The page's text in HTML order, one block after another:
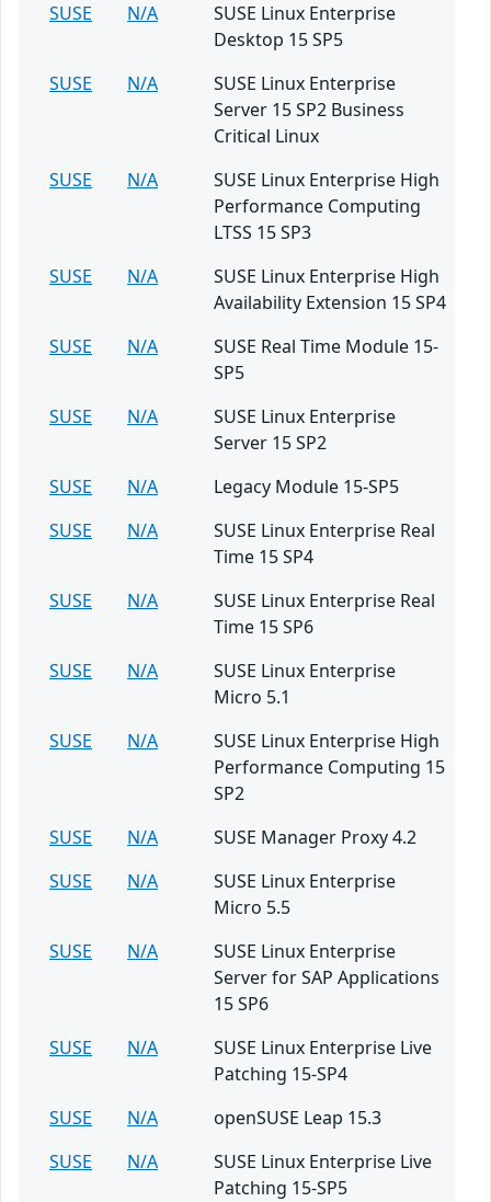
SUSE
N/A
SUSE Linux Enterprise
Desktop 15 SP5
SUSE
N/A
SUSE Linux Enterprise
Server 15 SP2 Business
Critical Linux
SUSE
N/A
SUSE Linux Enterprise High
Performance Computing
LTSS 15 SP3
SUSE
N/A
SUSE Linux Enterprise High
Availability Extension 15 SP4
SUSE
N/A
SUSE Real Time Module 15-
SP5
SUSE
N/A
SUSE Linux Enterprise
Server 15 SP2
SUSE
N/A
Legacy Module 15-SP5
SUSE
N/A
SUSE Linux Enterprise Real
Time 15 SP4
SUSE
N/A
SUSE Linux Enterprise Real
Time 15 SP6
SUSE
N/A
SUSE Linux Enterprise
Micro 5.1
SUSE
N/A
SUSE Linux Enterprise High
Performance Computing 15
SP2
SUSE
N/A
SUSE Manager Proxy 4.2
SUSE
N/A
SUSE Linux Enterprise
Micro 5.5
SUSE
N/A
SUSE Linux Enterprise
Server for SAP Applications
15 SP6
SUSE
N/A
SUSE Linux Enterprise Live
Patching 15-SP4
SUSE
N/A
openSUSE Leap 15.3
SUSE
N/A
SUSE Linux Enterprise Live
Patching 15-SP5